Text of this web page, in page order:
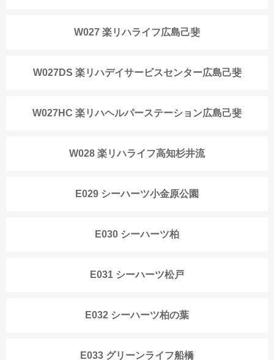
W027 楽リハライフ広島己斐
W027DS 楽リハデイサービスセンター広島己斐
W027HC 楽リハヘルパーステーション広島己斐
W028 楽リハライフ高知杉井流
E029 シーハーツ小金原公園
E030 シーハーツ柏
E031 シーハーツ松戸
E032 シーハーツ柏の葉
E033 グリーンライフ船橋